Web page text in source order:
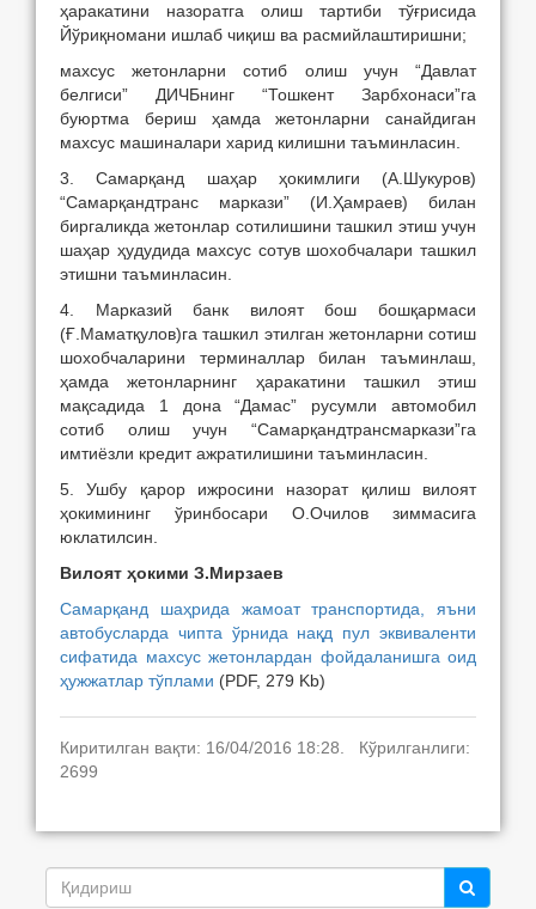
ҳаракатини назоратга олиш тартиби тўғрисида
Йўриқномани ишлаб чиқиш ва расмийлаштиришни;
махсус жетонларни сотиб олиш учун “Давлат
белгиси” ДИЧБнинг “Тошкент Зарбхонаси”га
буюртма бериш ҳамда жетонларни санайдиган
махсус машиналари харид килишни таъминласин.
3. Самарқанд шаҳар ҳокимлиги (А.Шукуров)
“Самарқандтранс маркази” (И.Ҳамраев) билан
биргаликда жетонлар сотилишини ташкил этиш учун
шаҳар ҳудудида махсус сотув шохобчалари ташкил
этишни таъминласин.
4. Марказий банк вилоят бош бошқармаси
(Ғ.Маматқулов)га ташкил этилган жетонларни сотиш
шохобчаларини терминаллар билан таъминлаш,
ҳамда жетонларнинг ҳаракатини ташкил этиш
мақсадида 1 дона “Дамас” русумли автомобил
сотиб олиш учун “Самарқандтрансмаркази”га
имтиёзли кредит ажратилишини таъминласин.
5. Ушбу қарор ижросини назорат қилиш вилоят
ҳокимининг ўринбосари О.Очилов зиммасига
юклатилсин.
Вилоят ҳокими З.Мирзаев
Самарқанд шаҳрида жамоат транспортида, яъни
автобусларда чипта ўрнида нақд пул эквиваленти
сифатида махсус жетонлардан фойдаланишга оид
ҳужжатлар тўплами (PDF, 279 Kb)
Киритилган вақти: 16/04/2016 18:28. Кўрилганлиги:
2699